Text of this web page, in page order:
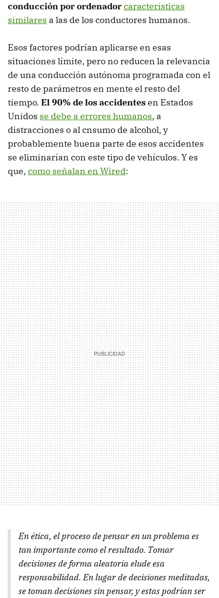
conducción por ordenadorcaracterísticas
similares a las de los conductores humanos.
Esos factores podrían aplicarse en esas
situaciones límite, pero no reducen la relevancia
de una conducción autónoma programada con el
resto de parámetros en mente el resto del
tiempo. El 90% de los accidentesen Estados
Unidos se debe a errores humanos, a
distracciones o al cnsumo de alcohol, y
probablemente buena parte de esos accidentes
se eliminarían con este tipo de vehículos. Y es
que, como señalan en Wired:
En ética, el proceso de pensar en un problema es
tan importante como el resultado. Tomar
decisiones de forma aleatoria elude esa
responsabilidad. En lugar de decisiones meditadas,
se toman decisiones sin pensar, y estas podrían ser